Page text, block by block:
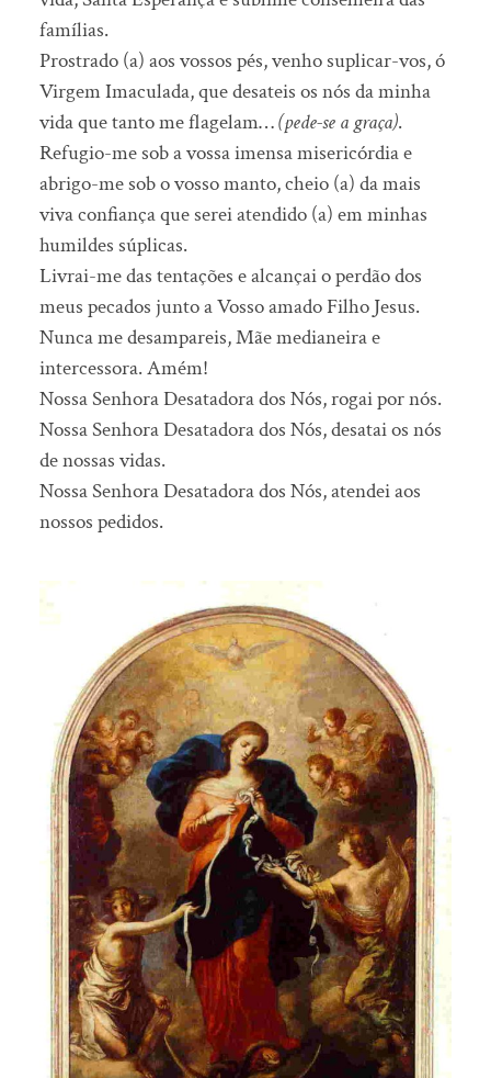
famílias.
Prostrado (a) aos vossos pés, venho suplicar-vos, ó
Virgem Imaculada, que desateis os nós da minha
vida que tanto me flagelam…(pede-se a graça).
Refugio-me sob a vossa imensa misericórdia e
abrigo-me sob o vosso manto, cheio (a) da mais
viva confiança que serei atendido (a) em minhas
humildes súplicas.
Livrai-me das tentações e alcançai o perdão dos
meus pecados junto a Vosso amado Filho Jesus.
Nunca me desampareis, Mãe medianeira e
intercessora. Amém!
Nossa Senhora Desatadora dos Nós, rogai por nós.
Nossa Senhora Desatadora dos Nós, desatai os nós
de nossas vidas.
Nossa Senhora Desatadora dos Nós, atendei aos
nossos pedidos.